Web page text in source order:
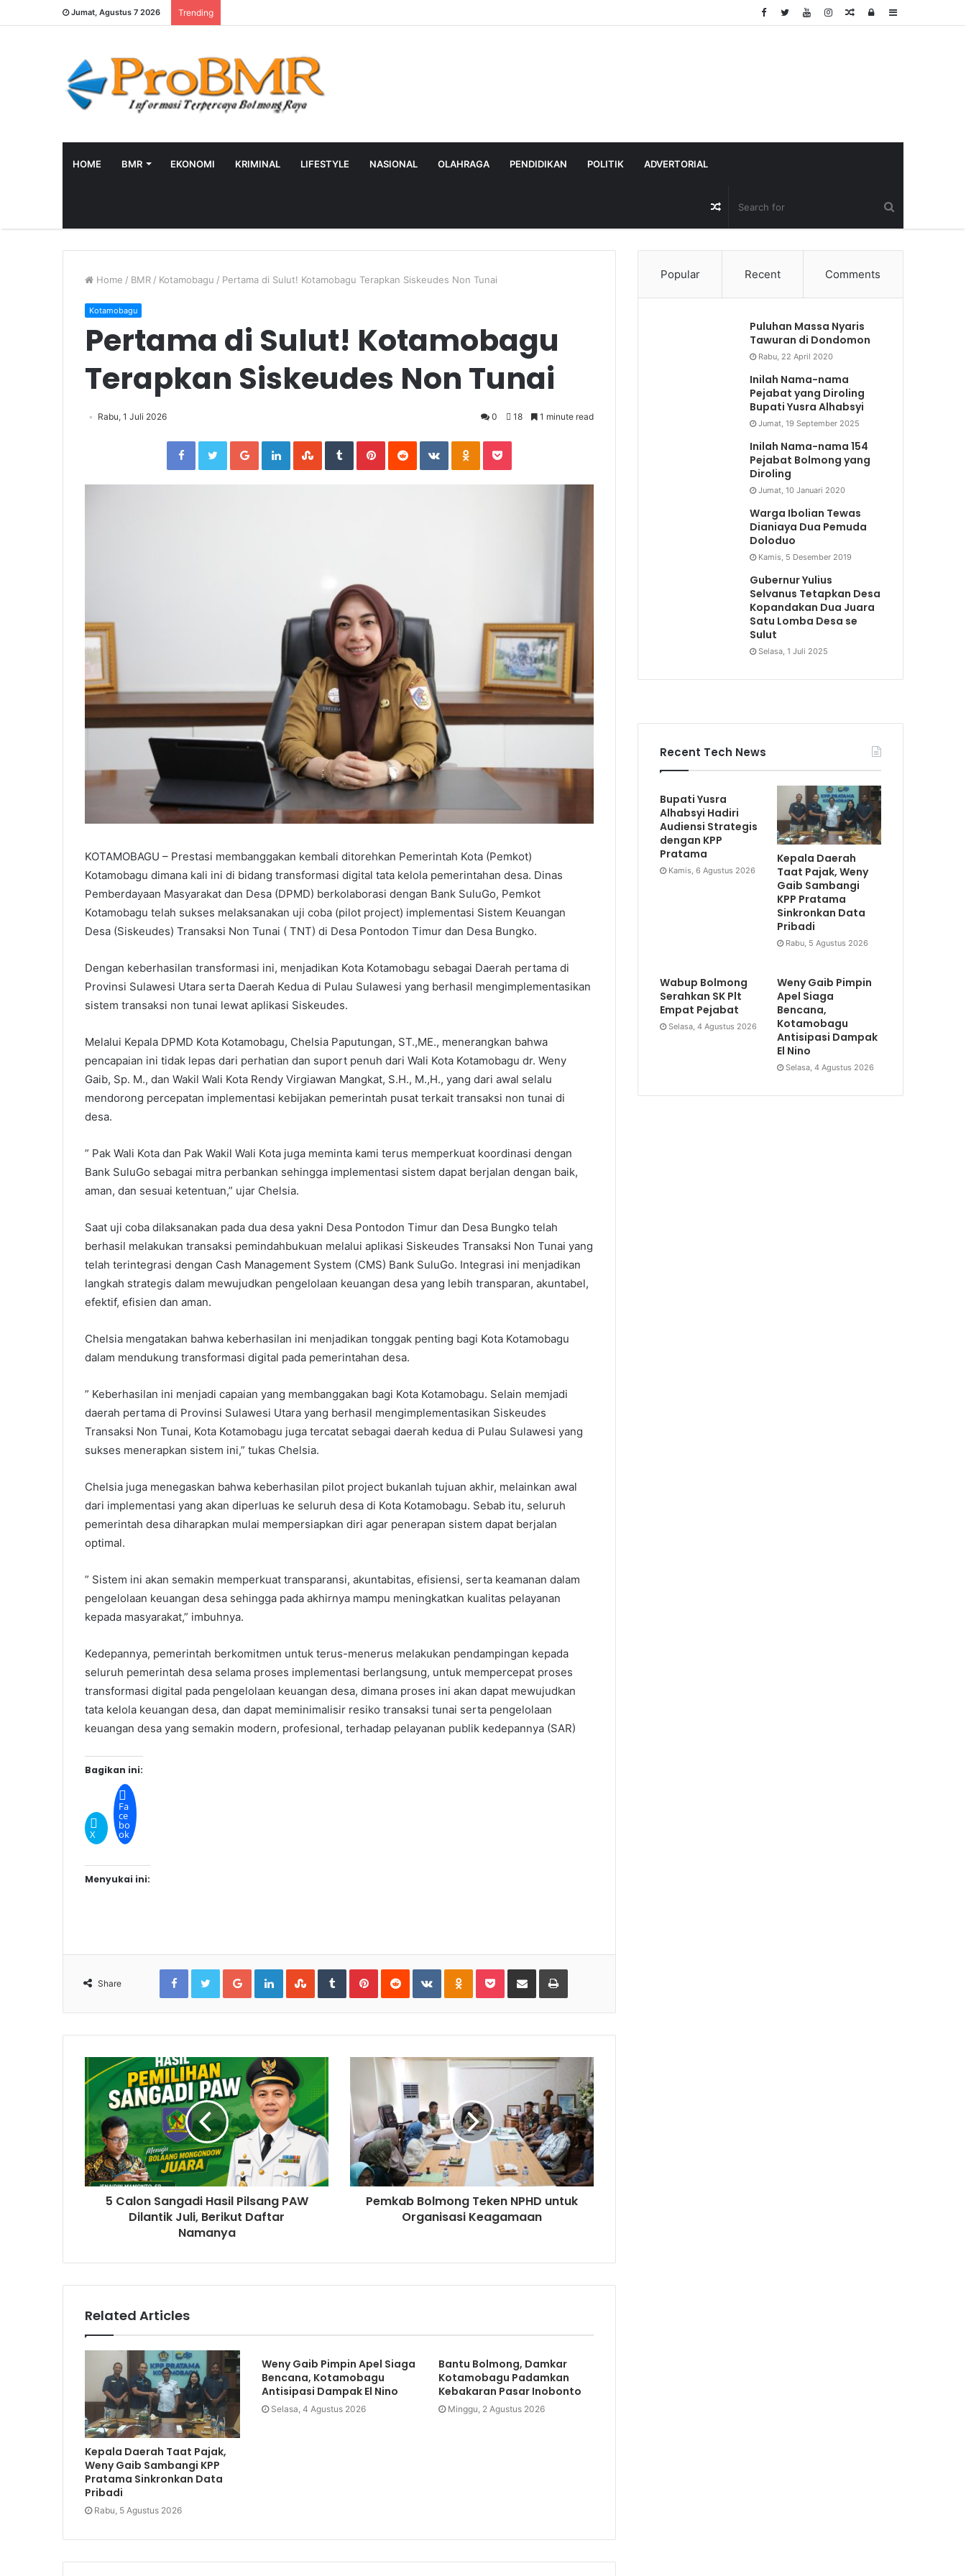
Jumat, Agustus 7 2026 Trending Sidebar
Log
Random
HOME BMR EKONOMI KRIMINAL LIFESTYLE NASIONAL OLAHRAGA PENDIDIKAN POLITIK ADVERTORIAL
Random
Article
Home / BMR / Kotamobagu / Pertama di Sulut! Kotamobagu Terapkan Siskeudes Non Tunai
Kotamobagu
Pertama di Sulut! Kotamobagu
Terapkan Siskeudes Non Tunai
Rabu, 1 Juli 2026 0 18 1 minute read
FacebookTwitterGoogle+LinkedInStumbleUpon
TumblrPinterestReddit VKontakteOdnoklassniki
Pocket
KOTAMOBAGU – Prestasi membanggakan kembali ditorehkan Pemerintah Kota (Pemkot)
Kotamobagu dimana kali ini di bidang transformasi digital tata kelola pemerintahan desa. Dinas
Pemberdayaan Masyarakat dan Desa (DPMD) berkolaborasi dengan Bank SuluGo, Pemkot
Kotamobagu telah sukses melaksanakan uji coba (pilot project) implementasi Sistem Keuangan
Desa (Siskeudes) Transaksi Non Tunai ( TNT) di Desa Pontodon Timur dan Desa Bungko.
Dengan keberhasilan transformasi ini, menjadikan Kota Kotamobagu sebagai Daerah pertama di
Provinsi Sulawesi Utara serta Daerah Kedua di Pulau Sulawesi yang berhasil mengimplementasikan
sistem transaksi non tunai lewat aplikasi Siskeudes.
Melalui Kepala DPMD Kota Kotamobagu, Chelsia Paputungan, ST.,ME., menerangkan bahwa
pencapaian ini tidak lepas dari perhatian dan suport penuh dari Wali Kota Kotamobagu dr. Weny
Gaib, Sp. M., dan Wakil Wali Kota Rendy Virgiawan Mangkat, S.H., M.,H., yang dari awal selalu
mendorong percepatan implementasi kebijakan pemerintah pusat terkait transaksi non tunai di
desa.
” Pak Wali Kota dan Pak Wakil Wali Kota juga meminta kami terus memperkuat koordinasi dengan
Bank SuluGo sebagai mitra perbankan sehingga implementasi sistem dapat berjalan dengan baik,
aman, dan sesuai ketentuan,” ujar Chelsia.
Saat uji coba dilaksanakan pada dua desa yakni Desa Pontodon Timur dan Desa Bungko telah
berhasil melakukan transaksi pemindahbukuan melalui aplikasi Siskeudes Transaksi Non Tunai yang
telah terintegrasi dengan Cash Management System (CMS) Bank SuluGo. Integrasi ini menjadikan
langkah strategis dalam mewujudkan pengelolaan keuangan desa yang lebih transparan, akuntabel,
efektif, efisien dan aman.
Chelsia mengatakan bahwa keberhasilan ini menjadikan tonggak penting bagi Kota Kotamobagu
dalam mendukung transformasi digital pada pemerintahan desa.
” Keberhasilan ini menjadi capaian yang membanggakan bagi Kota Kotamobagu. Selain memjadi
daerah pertama di Provinsi Sulawesi Utara yang berhasil mengimplementasikan Siskeudes
Transaksi Non Tunai, Kota Kotamobagu juga tercatat sebagai daerah kedua di Pulau Sulawesi yang
sukses menerapkan sistem ini,” tukas Chelsia.
Chelsia juga menegaskan bahwa keberhasilan pilot project bukanlah tujuan akhir, melainkan awal
dari implementasi yang akan diperluas ke seluruh desa di Kota Kotamobagu. Sebab itu, seluruh
pemerintah desa diharapkan mulai mempersiapkan diri agar penerapan sistem dapat berjalan
optimal.
” Sistem ini akan semakin memperkuat transparansi, akuntabitas, efisiensi, serta keamanan dalam
pengelolaan keuangan desa sehingga pada akhirnya mampu meningkatkan kualitas pelayanan
kepada masyarakat,” imbuhnya.
Kedepannya, pemerintah berkomitmen untuk terus-menerus melakukan pendampingan kepada
seluruh pemerintah desa selama proses implementasi berlangsung, untuk mempercepat proses
transformasi digital pada pengelolaan keuangan desa, dimana proses ini akan dapat mewujudkan
tata kelola keuangan desa, dan dapat meminimalisir resiko transaksi tunai serta pengelolaan
keuangan desa yang semakin modern, profesional, terhadap pelayanan publik kedepannya (SAR)
Bagikan ini:
X
Fa
ce
bo
ok
Menyukai ini:
Share
FacebookTwitterGoogle+LinkedInStumbleUpon
TumblrPinterestReddit VKontakteOdnoklassniki
PocketShare via Email Print
5 Calon Sangadi Hasil Pilsang PAW
Dilantik Juli, Berikut Daftar
Namanya
Pemkab Bolmong Teken NPHD untuk
Organisasi Keagamaan
Related Articles
Kepala Daerah Taat Pajak,
Weny Gaib Sambangi KPP
Pratama Sinkronkan Data
Pribadi
Rabu, 5 Agustus 2026
Weny Gaib Pimpin Apel Siaga
Bencana, Kotamobagu
Antisipasi Dampak El Nino
Selasa, 4 Agustus 2026
Bantu Bolmong, Damkar
Kotamobagu Padamkan
Kebakaran Pasar Inobonto
Minggu, 2 Agustus 2026
Popular Recent Comments
Puluhan Massa Nyaris
Tawuran di Dondomon
Rabu, 22 April 2020
Inilah Nama-nama
Pejabat yang Diroling
Bupati Yusra Alhabsyi
Jumat, 19 September 2025
Inilah Nama-nama 154
Pejabat Bolmong yang
Diroling
Jumat, 10 Januari 2020
Warga Ibolian Tewas
Dianiaya Dua Pemuda
Doloduo
Kamis, 5 Desember 2019
Gubernur Yulius
Selvanus Tetapkan Desa
Kopandakan Dua Juara
Satu Lomba Desa se
Sulut
Selasa, 1 Juli 2025
Recent Tech News
Bupati Yusra
Alhabsyi Hadiri
Audiensi Strategis
dengan KPP
Pratama
Kamis, 6 Agustus 2026
Kepala Daerah
Taat Pajak, Weny
Gaib Sambangi
KPP Pratama
Sinkronkan Data
Pribadi
Rabu, 5 Agustus 2026
Wabup Bolmong
Serahkan SK Plt
Empat Pejabat
Selasa, 4 Agustus 2026
Weny Gaib Pimpin
Apel Siaga
Bencana,
Kotamobagu
Antisipasi Dampak
El Nino
Selasa, 4 Agustus 2026